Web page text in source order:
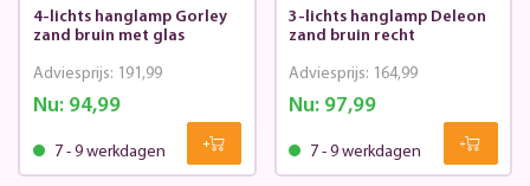
4-lichts hanglamp Gorley
zand bruin met glas
Nu:94,99
Adviesprijs: 191,99
7 - 9 werkdagen
3-lichts hanglamp Deleon
zand bruin recht
Nu: 97,99
Adviesprijs: 164,99
7 - 9 werkdagen